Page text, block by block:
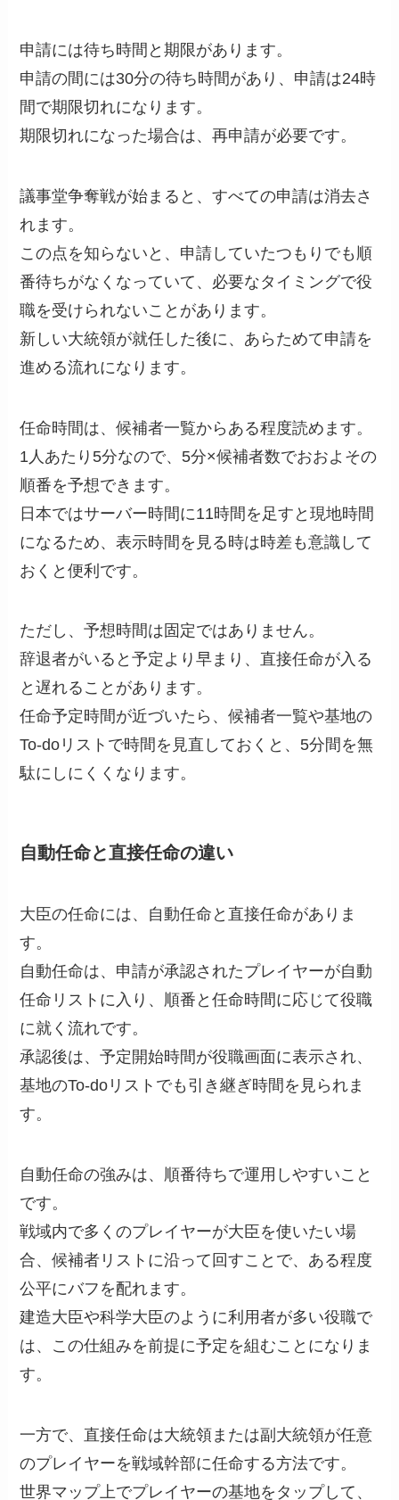
申請には待ち時間と期限があります。
申請の間には30分の待ち時間があり、申請は24時
間で期限切れになります。
期限切れになった場合は、再申請が必要です。
議事堂争奪戦が始まると、すべての申請は消去さ
れます。
この点を知らないと、申請していたつもりでも順
番待ちがなくなっていて、必要なタイミングで役
職を受けられないことがあります。
新しい大統領が就任した後に、あらためて申請を
進める流れになります。
任命時間は、候補者一覧からある程度読めます。
1人あたり5分なので、5分×候補者数でおおよその
順番を予想できます。
日本ではサーバー時間に11時間を足すと現地時間
になるため、表示時間を見る時は時差も意識して
おくと便利です。
ただし、予想時間は固定ではありません。
辞退者がいると予定より早まり、直接任命が入る
と遅れることがあります。
任命予定時間が近づいたら、候補者一覧や基地の
To-doリストで時間を見直しておくと、5分間を無
駄にしにくくなります。
自動任命と直接任命の違い
大臣の任命には、自動任命と直接任命がありま
す。
自動任命は、申請が承認されたプレイヤーが自動
任命リストに入り、順番と任命時間に応じて役職
に就く流れです。
承認後は、予定開始時間が役職画面に表示され、
基地のTo-doリストでも引き継ぎ時間を見られま
す。
自動任命の強みは、順番待ちで運用しやすいこと
です。
戦域内で多くのプレイヤーが大臣を使いたい場
合、候補者リストに沿って回すことで、ある程度
公平にバフを配れます。
建造大臣や科学大臣のように利用者が多い役職で
は、この仕組みを前提に予定を組むことになりま
す。
一方で、直接任命は大統領または副大統領が任意
のプレイヤーを戦域幹部に任命する方法です。
世界マップ上でプレイヤーの基地をタップして、